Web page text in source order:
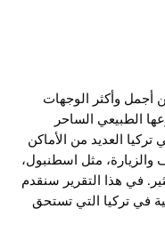
أجمل وأكثر الوجهات
الطبيعي الساحر
تركيا العديد من الأماكن
والزيارة، مثل اسطنبول،
في هذا التقرير سنقدم
في تركيا التي تستحق